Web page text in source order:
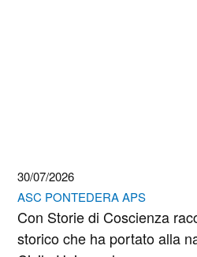
30/07/2026
ASC PONTEDERA APS
Con Storie di Coscienza
storico che ha portato alla